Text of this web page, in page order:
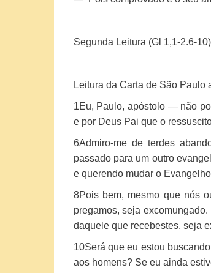
Segunda Leitura (Gl 1,1-2.6-10)
Leitura da Carta de São Paulo
1Eu, Paulo, apóstolo — não
e por Deus Pai que o
6Admiro-me de terdes
passado para um outro
e querendo mudar o
8Pois bem, mesmo que nós
pregamos, seja excomungado.
daquele que recebestes, seja
10Será que eu estou
aos homens? Se eu ainda